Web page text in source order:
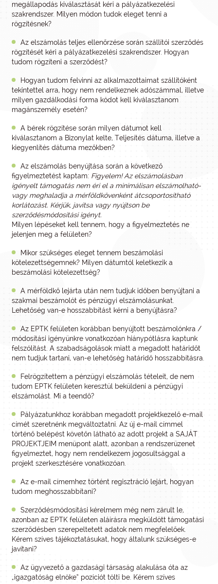
megállapodás kiválasztását kéri a pályázatkezelési
szakrendszer. Milyen módon tudok eleget tenni a
rögzítésnek?
Az elszámolás teljes ellenőrzése során szállítói szerződés
rögzítését kéri a pályázatkezelési szakrendszer. Hogyan
tudom rögzíteni a szerződést?
Hogyan tudom felvinni az alkalmazottaimat szállítóként
tekintettel arra, hogy nem rendelkeznek adószámmal, illetve
milyen gazdálkodási forma kódot kell kiválasztanom
magánszemély esetén?
A bérek rögzítése során milyen dátumot kell
kiválasztanom a Bizonylat kelte, Teljesítés dátuma, illetve a
kiegyenlítés dátuma mezőkben?
Az elszámolás benyújtása során a következő
figyelmeztetést kaptam: Figyelem! Az elszámolásban
igényelt támogatás nem éri el a minimálisan elszámolható-
vagy meghaladja a mérföldkövenként átcsoportosítható
korlátozást. Kérjük, javítsa vagy nyújtson be
szerződésmódosítási igényt.
Milyen lépéseket kell tennem, hogy a figyelmeztetés ne
jelenjen meg a felületen?
Mikor szükséges eleget tennem beszámolási
kötelezettségemnek? Milyen dátumtól keletkezik a
beszámolási kötelezettség?
A mérföldkő lejárta után nem tudjuk időben benyújtani a
szakmai beszámolót és pénzügyi elszámolásunkat.
Lehetőség van-e hosszabbítást kérni a benyújtásra?
Az EPTK felületen korábban benyújtott beszámolónkra /
módosítási igényünkre vonatkozóan hiánypótlásra kaptunk
felszólítást. A szabadságolások miatt a megadott határidőt
nem tudjuk tartani, van-e lehetőség határidő hosszabbításra.
Felrögzítettem a pénzügyi elszámolás tételeit, de nem
tudom EPTK felületen keresztül beküldeni a pénzügyi
elszámolást. Mi a teendő?
Pályázatunkhoz korábban megadott projektkezelő e-mail
címét szeretnénk megváltoztatni. Az új e-mail címmel
történő belépést követőn látható az adott projekt a SAJÁT
PROJEKTJEIM menüpont alatt, azonban a rendszerüzenet
figyelmeztet, hogy nem rendelkezem jogosultsággal a
projekt szerkesztésére vonatkozóan.
Az e-mail címemhez történt regisztráció lejárt, hogyan
tudom meghosszabbítani?
Szerződésmódosítási kérelmem még nem zárult le,
azonban az EPTK felületen aláírásra megküldött támogatási
szerződésben szerepeltetett adatok nem megfelelőek.
Kérem szíves tájékoztatásukat, hogy általunk szükséges-e
javítani?
Az ügyvezető a gazdasági társaság alakulása óta az
„igazgatóság elnöke” pozíciót tölti be. Kérem szíves